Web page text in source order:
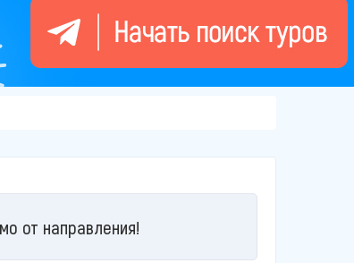
от направления!